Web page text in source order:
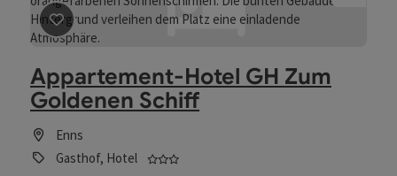
Beitrag merken
Appartement-Hotel GH Zum
Goldenen Schiff
Enns
Gasthof, Hotel
3 Sterne - geprüfter und